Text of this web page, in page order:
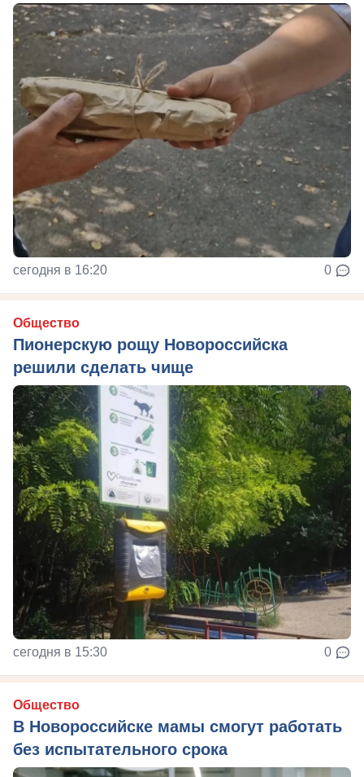
сегодня в 16:20 0
Общество
Пионерскую рощу Новороссийска
решили сделать чище
сегодня в 15:30 0
Общество
В Новороссийске мамы смогут работать
без испытательного срока